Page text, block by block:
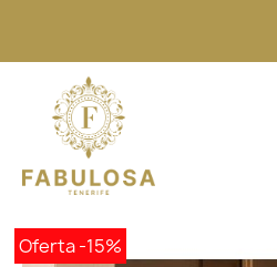
Oferta-15%